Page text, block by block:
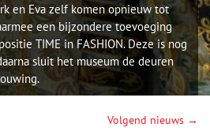
en Eva zelf komen opnieuw tot
een bijzondere toevoeging
TIME in FASHION. Deze is nog
sluit het museum de deuren
Volgend nieuws →